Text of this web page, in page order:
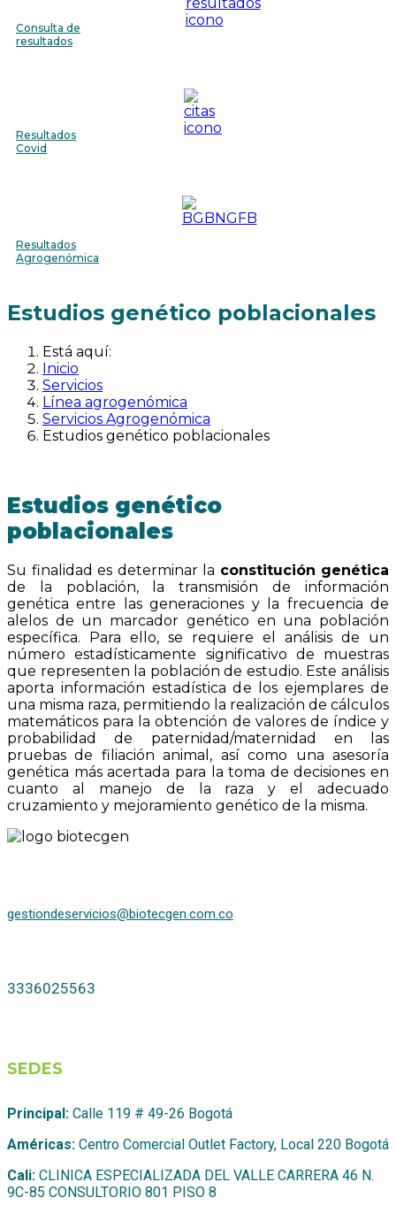
Consulta de
resultados
Resultados
Covid
Resultados
Agrogenómica
Estudios genético poblacionales
Está aquí:
Inicio
Servicios
Línea agrogenómica
Servicios Agrogenómica
Estudios genético poblacionales
Estudios genético
poblacionales
Su finalidad es determinar la constitución genética
de la población, la transmisión de información
genética entre las generaciones y la frecuencia de
alelos de un marcador genético en una población
específica. Para ello, se requiere el análisis de un
número estadísticamente significativo de muestras
que representen la población de estudio. Este análisis
aporta información estadística de los ejemplares de
una misma raza, permitiendo la realización de cálculos
matemáticos para la obtención de valores de índice y
probabilidad de paternidad/maternidad en las
pruebas de filiación animal, así como una asesoría
genética más acertada para la toma de decisiones en
cuanto al manejo de la raza y el adecuado
cruzamiento y mejoramiento genético de la misma.
gestiondeservicios@biotecgen.com.co
3336025563
SEDES
Principal: Calle 119 # 49-26 Bogotá
Américas: Centro Comercial Outlet Factory, Local 220 Bogotá
Cali: CLINICA ESPECIALIZADA DEL VALLE CARRERA 46 N.
9C-85 CONSULTORIO 801 PISO 8